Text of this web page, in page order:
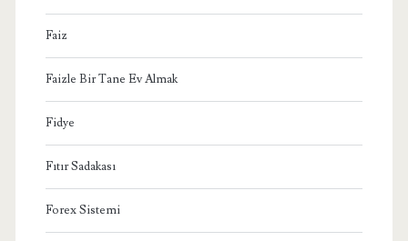
Faiz
Faizle Bir Tane Ev Almak
Fidye
Fıtır Sadakası
Forex Sistemi